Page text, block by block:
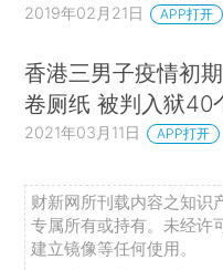
2019年02月21日 APP打开
香港三男子疫情初
卷厕纸 被判入狱40
2021年03月11日 APP打开
财新网所刊载内容之知识
专属所有或持有。未经许
建立镜像等任何使用。